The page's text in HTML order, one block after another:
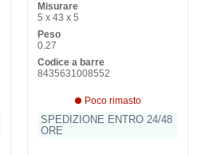
Misurare
5 x 43 x 5
Peso
0.27
Codice a barre
8435631008552
Poco rimasto
SPEDIZIONE ENTRO 24/48
ORE